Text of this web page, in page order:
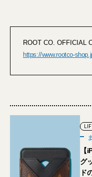
ROOT CO. OFFICIAL
https://www.rootco-
【
グ
ド